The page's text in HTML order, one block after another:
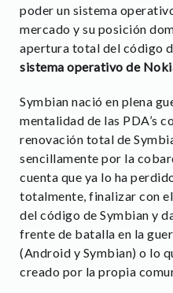
poder un sistema
mercado y su posición
apertura total del código
sistema operativo de
Symbian nació en plena
mentalidad de las PDA’s
renovación total de
sencillamente por la
cuenta que ya lo ha
totalmente, finalizar con
del código de Symbian y
frente de batalla en la
(Android y Symbian) o lo
creado por la propia